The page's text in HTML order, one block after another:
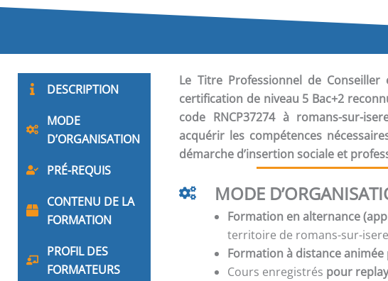
DESCRIPTION
MODE
D’ORGANISATION
PRÉ-REQUIS
CONTENU DE LA
FORMATION
PROFIL DES
FORMATEURS
Le Titre Professionnel de
certification de niveau 5 Bac+2
code RNCP37274 à romans-sur-
acquérir les compétences
démarche d’insertion sociale et
MODE
Formation en alternance
territoire de romans-sur-isere
Formation à distance animée
Cours enregistrés pour